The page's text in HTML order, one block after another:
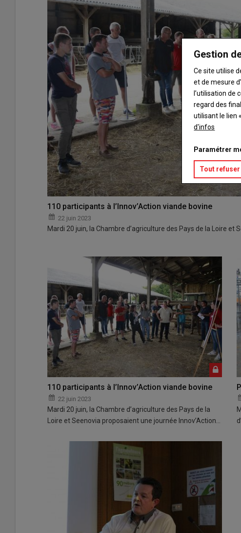
110 participants à l’Innov’Action viande bovine
22 juin 2023
Mardi 20 juin, la Chambre d’agriculture des Pays de la Loire et
110 participants à l’Innov’Action viande bovine
22 juin 2023
Mardi 20 juin, la Chambre d’agriculture des Pays de la
Loire et Seenovia proposaient une journée Innov’Action…
Gestion
Ce site utilise
et de mesure
l’utilisation de
regard des
utilisant le lien
d'infos
Paramétrer
Tout refuser